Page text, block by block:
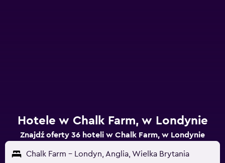
Hotele w Chalk Farm, w Londynie
Znajdź oferty 36 hoteli w Chalk Farm, w Londynie
Chalk Farm - Londyn, Anglia, Wielka Brytania